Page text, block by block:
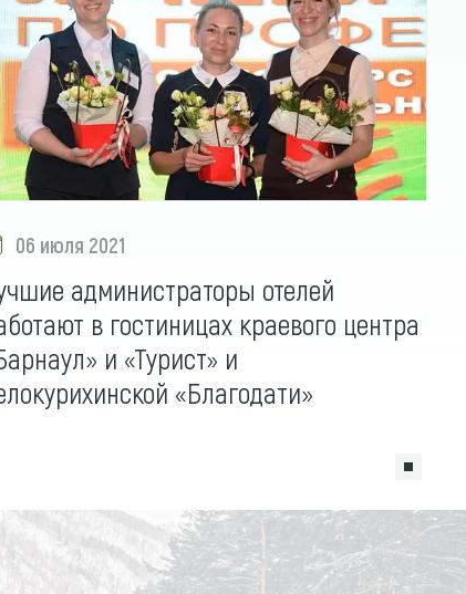
06 июля 2021
администраторы отелей
в гостиницах краевого центра
и «Турист» и
«Благодати»